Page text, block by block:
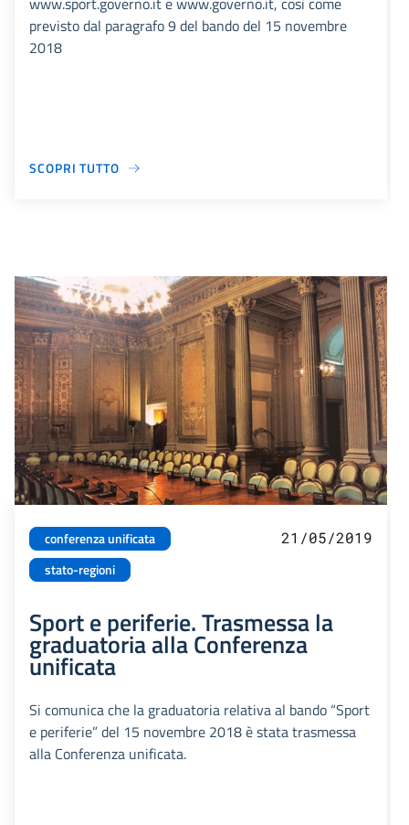
previsto dal paragrafo 9 del bando del 15 novembre
2018
SCOPRI TUTTO
conferenza unificata
stato-regioni
21/05/2019
Sport e periferie. Trasmessa la
graduatoria alla Conferenza
unificata
Si comunica che la graduatoria relativa al bando “Sport
e periferie” del 15 novembre 2018 è stata trasmessa
alla Conferenza unificata.